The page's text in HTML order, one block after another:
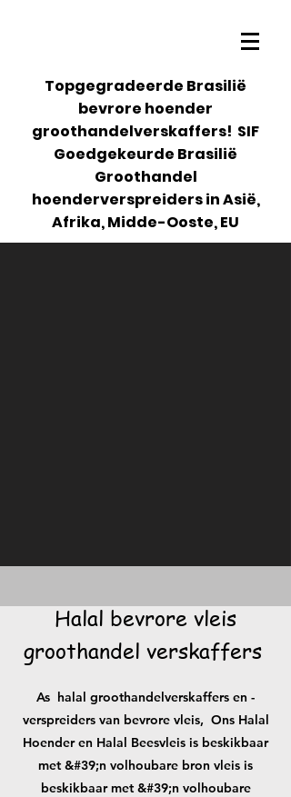
Topgegradeerde Brasilië
bevrore hoender
groothandelverskaffers! SIF
Goedgekeurde Brasilië
Groothandel
hoenderverspreiders in Asië,
Afrika, Midde-Ooste, EU
Halal bevrore vleis
groothandel verskaffers
As halal groothandelverskaffers en -
verspreiders van bevrore vleis, Ons Halal
Hoender en Halal Beesvleis is beskikbaar
met &#39;n volhoubare bron vleis is
beskikbaar met &#39;n volhoubare